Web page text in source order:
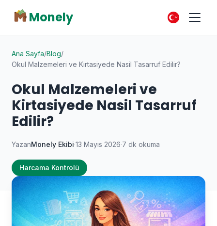
Monely
Ana Sayfa/Blog/
Okul Malzemeleri ve Kirtasiyede Nasil Tasarruf Edilir?
Okul Malzemeleri ve
Kirtasiyede Nasil Tasarruf
Edilir?
YazanMonely Ekibi·13 Mayıs 2026·7 dk okuma
Harcama Kontrolü